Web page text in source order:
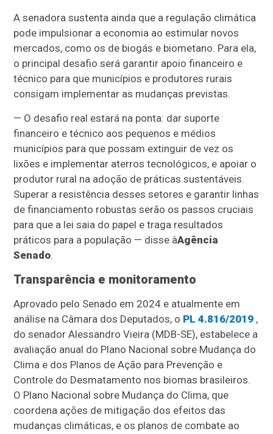
A senadora sustenta ainda que a regulação climática
pode impulsionar a economia ao estimular novos
mercados, como os de biogás e biometano. Para ela,
o principal desafio será garantir apoio financeiro e
técnico para que municípios e produtores rurais
consigam implementar as mudanças previstas.
— O desafio real estará na ponta: dar suporte
financeiro e técnico aos pequenos e médios
municípios para que possam extinguir de vez os
lixões e implementar aterros tecnológicos, e apoiar o
produtor rural na adoção de práticas sustentáveis.
Superar a resistência desses setores e garantir linhas
de financiamento robustas serão os passos cruciais
para que a lei saia do papel e traga resultados
práticos para a população — disse àAgência
Senado.
Transparência e monitoramento
Aprovado pelo Senado em 2024 e atualmente em
análise na Câmara dos Deputados, o PL 4.816/2019 ,
do senador Alessandro Vieira (MDB-SE), estabelece a
avaliação anual do Plano Nacional sobre Mudança do
Clima e dos Planos de Ação para Prevenção e
Controle do Desmatamento nos biomas brasileiros.
O Plano Nacional sobre Mudança do Clima, que
coordena ações de mitigação dos efeitos das
mudanças climáticas, e os planos de combate ao